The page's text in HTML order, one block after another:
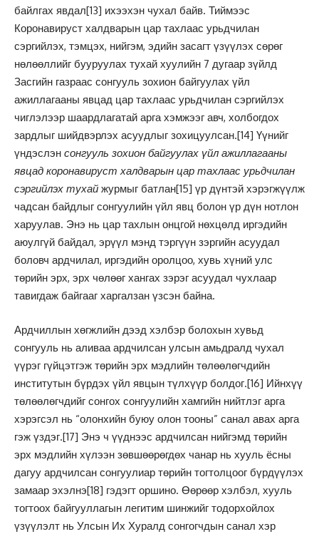
байлгах явдал[13] ихээхэн чухал байв. Тиймээс
Коронавируст халдварын цар тахлаас урьдчилан
сэргийлэх, тэмцэх, нийгэм, эдийн засагт үзүүлэх сөрөг
нөлөөллийг бууруулах тухай хуулийн 7 дугаар зүйлд
Засгийн газраас сонгууль зохион байгуулах үйл
ажиллагааны явцад цар тахлаас урьдчилан сэргийлэх
чиглэлээр шаардлагатай арга хэмжээг авч, холбогдох
зардлыг шийдвэрлэх асуудлыг зохицуулсан.[14] Үүнийг
үндэслэн сонгууль зохион байгуулах үйл ажиллагааны
явцад коронавируст халдварын цар тахлаас урьдчилан
сэргийлэх тухай журмыг батлан[15] үр дүнтэй хэрэгжүүлж
чадсан байдлыг сонгуулийн үйл явц болон үр дүн нотлон
харуулав. Энэ нь цар тахлын онцгой нөхцөлд иргэдийн
аюулгүй байдал, эрүүл мэнд тэргүүн зэргийн асуудал
боловч ардчилал, иргэдийн оролцоо, хувь хүний улс
төрийн эрх, эрх чөлөөг хангах зэрэг асуудал чухлаар
тавигдаж байгааг харгалзан үзсэн байна.
Ардчиллын хөгжлийн дээд хэлбэр болохын хувьд
сонгууль нь аливаа ардчилсан улсын амьдралд чухал
үүрэг гүйцэтгэж төрийн эрх мэдлийн төлөөлөгчдийн
институтын бүрдэх үйл явцын түлхүүр болдог.[16] Ийнхүү
төлөөлөгчдийг сонгох сонгуулийн хамгийн нийтлэг арга
хэрэгсэл нь “олонхийн буюу олон тооны” санал авах арга
гэж үздэг.[17] Энэ ч үүднээс ардчилсан нийгэмд төрийн
эрх мэдлийн хүлээн зөвшөөрөгдөх чанар нь хууль ёсны
дагуу ардчилсан сонгуулиар төрийн тогтолцоог бүрдүүлэх
замаар эхэлнэ[18] гэдэгт оршино. Өөрөөр хэлбэл, хууль
тогтоох байгууллагын легитим шинжийг тодорхойлох
үзүүлэлт нь Улсын Их Хуралд сонгогчдын санал хэр